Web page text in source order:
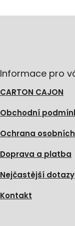
Informace pro
CARTON CAJON
Obchodní
Ochrana
Doprava a platba
Nejčastější dotazy
Kontakt